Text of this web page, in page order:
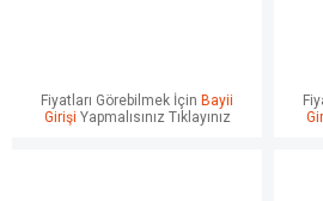
Fiyatları Görebilmek İçin Bayii
Girişi Yapmalısınız Tıklayınız